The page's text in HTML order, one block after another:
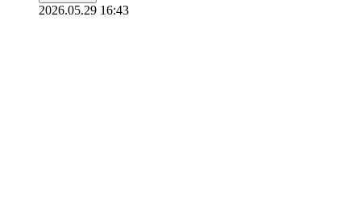
2026.05.29 16:43